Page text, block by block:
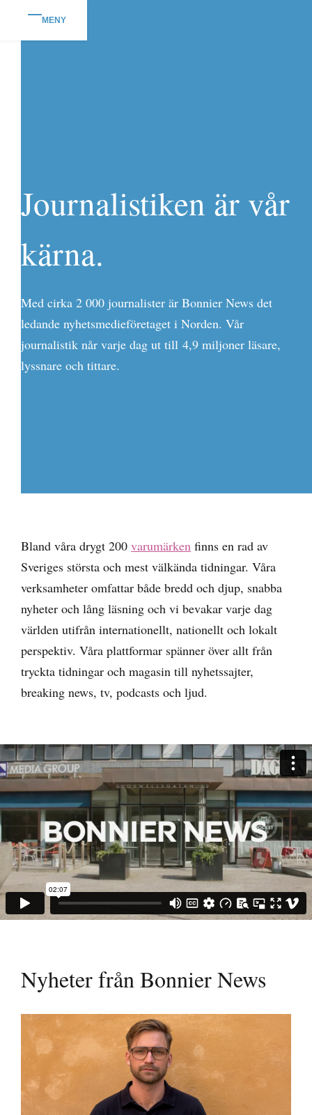
MENY
Journalistiken är vår
kärna.
Med cirka 2 000 journalister är Bonnier News det
ledande nyhetsmedieföretaget i Norden. Vår
journalistik når varje dag ut till 4,9 miljoner läsare,
lyssnare och tittare.
Bland våra drygt 200 varumärken finns en rad av
Sveriges största och mest välkända tidningar. Våra
verksamheter omfattar både bredd och djup, snabba
nyheter och lång läsning och vi bevakar varje dag
världen utifrån internationellt, nationellt och lokalt
perspektiv. Våra plattformar spänner över allt från
tryckta tidningar och magasin till nyhetssajter,
breaking news, tv, podcasts och ljud.
Nyheter från Bonnier News